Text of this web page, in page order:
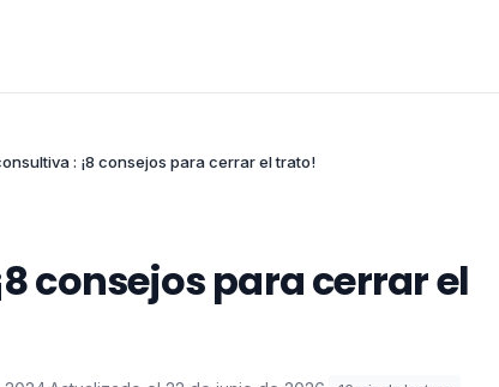
: ¡8 consejos para cerrar el trato!
consejos para cerrar el